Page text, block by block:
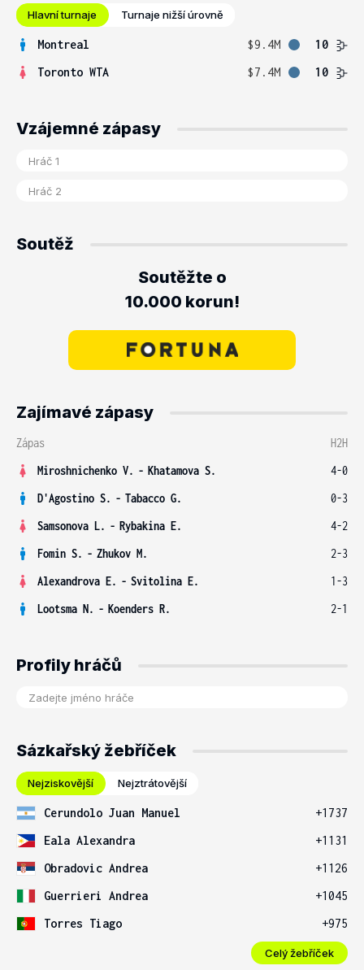
Hlavní turnaje Turnaje nižší úrovně
Montreal $9.4M
10
Toronto WTA
$7.4M 10
Vzájemné zápasy
Soutěž
Soutěžte o
10.000 korun!
Zajímavé zápasy
Zápas
H2H
Miroshnichenko V. - Khatamova S.
4-0
D'Agostino S. - Tabacco G.
0-3
Samsonova L. - Rybakina E.
4-2
Fomin S. - Zhukov M.
2-3
Alexandrova E. - Svitolina E.
1-3
Lootsma N. - Koenders R. 2-1
Profily hráčů
Sázkařský žebříček
Nejziskovější Nejztrátovější
Cerundolo Juan Manuel
+1737
Eala Alexandra
+1131
Obradovic Andrea
+1126
Guerrieri Andrea
+1045
Torres Tiago
+975
Celý žebříček